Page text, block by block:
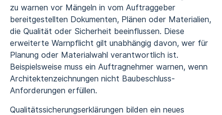
zu warnen vor Mängeln in vom Auftraggeber
bereitgestellten Dokumenten, Plänen oder Materialien,
die Qualität oder Sicherheit beeinflussen. Diese
erweiterte Warnpflicht gilt unabhängig davon, wer für
Planung oder Materialwahl verantwortlich ist.
Beispielsweise muss ein Auftragnehmer warnen, wenn
Architektenzeichnungen nicht Baubeschluss-
Anforderungen erfüllen.
Qualitätssicherungserklärungen bilden ein neues